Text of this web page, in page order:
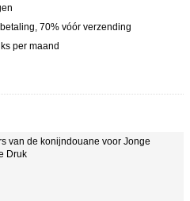
70% vóór verzending
per maand
van de konijndouane voor Jonge
Druk